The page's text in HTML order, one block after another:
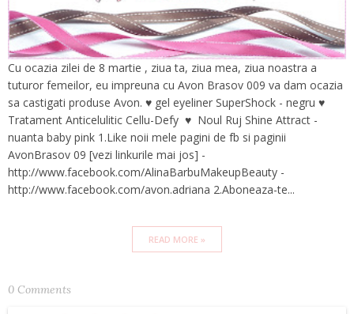
Cu ocazia zilei de 8 martie , ziua ta, ziua mea, ziua noastra a
tuturor femeilor, eu impreuna cu Avon Brasov 009 va dam ocazia
sa castigati produse Avon. ♥ gel eyeliner SuperShock - negru ♥
Tratament Anticelulitic Cellu-Defy ♥ Noul Ruj Shine Attract -
nuanta baby pink 1.Like noii mele pagini de fb si paginii
AvonBrasov 09 [vezi linkurile mai jos] -
http://www.facebook.com/AlinaBarbuMakeupBeauty -
http://www.facebook.com/avon.adriana 2.Aboneaza-te...
READ MORE »
0 Comments